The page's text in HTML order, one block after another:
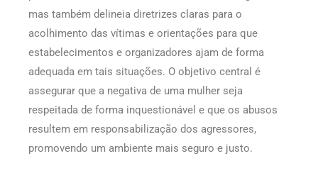
mas também delineia diretrizes claras para o
acolhimento das vítimas e orientações para que
estabelecimentos e organizadores ajam de forma
adequada em tais situações. O objetivo central é
assegurar que a negativa de uma mulher seja
respeitada de forma inquestionável e que os abusos
resultem em responsabilização dos agressores,
promovendo um ambiente mais seguro e justo.